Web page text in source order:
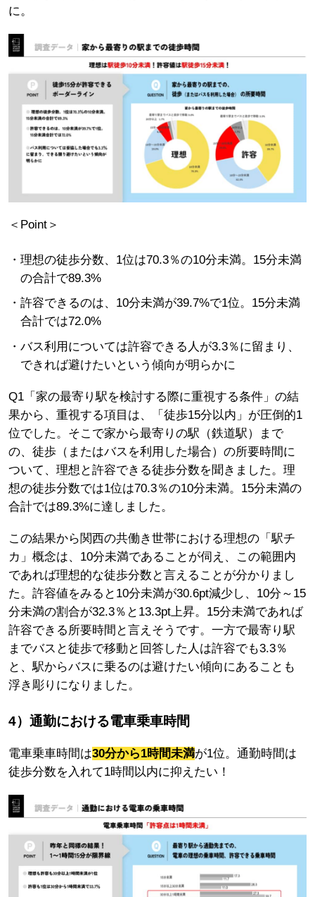
に。
＜Point＞
理想の徒歩分数、1位は70.3％の10分未満。15分未満
の合計で89.3%
許容できるのは、10分未満が39.7%で1位。15分未満
合計では72.0%
バス利用については許容できる人が3.3％に留まり、
できれば避けたいという傾向が明らかに
Q1「家の最寄り駅を検討する際に重視する条件」の結
果から、重視する項目は、「徒歩15分以内」が圧倒的1
位でした。そこで家から最寄りの駅（鉄道駅）まで
の、徒歩（またはバスを利用した場合）の所要時間に
ついて、理想と許容できる徒歩分数を聞きました。理
想の徒歩分数では1位は70.3％の10分未満。15分未満の
合計では89.3%に達しました。
この結果から関西の共働き世帯における理想の「駅チ
カ」概念は、10分未満であることが伺え、この範囲内
であれば理想的な徒歩分数と言えることが分かりまし
た。許容値をみると10分未満が30.6pt減少し、10分～15
分未満の割合が32.3％と13.3pt上昇。15分未満であれば
許容できる所要時間と言えそうです。一方で最寄り駅
までバスと徒歩で移動と回答した人は許容でも3.3％
と、駅からバスに乗るのは避けたい傾向にあることも
浮き彫りになりました。
4）通勤における電車乗車時間
電車乗車時間は30分から1時間未満が1位。通勤時間は
徒歩分数を入れて1時間以内に抑えたい！